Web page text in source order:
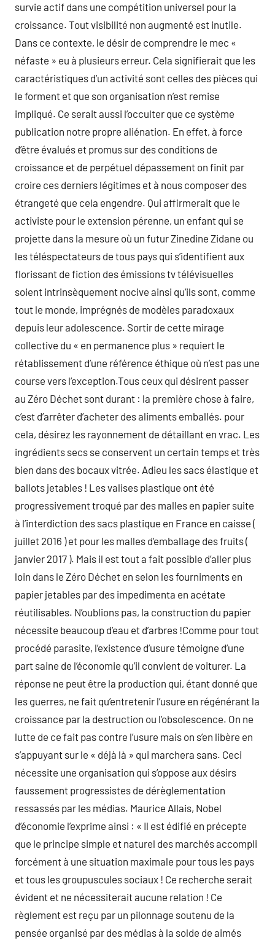
survie actif dans une compétition universel pour la
croissance. Tout visibilité non augmenté est inutile.
Dans ce contexte, le désir de comprendre le mec «
néfaste » eu à plusieurs erreur. Cela signifierait que les
caractéristiques d’un activité sont celles des pièces qui
le forment et que son organisation n’est remise
impliqué. Ce serait aussi l’occulter que ce système
publication notre propre aliénation. En effet, à force
d’être évalués et promus sur des conditions de
croissance et de perpétuel dépassement on finit par
croire ces derniers légitimes et à nous composer des
étrangeté que cela engendre. Qui affirmerait que le
activiste pour le extension pérenne, un enfant qui se
projette dans la mesure où un futur Zinedine Zidane ou
les téléspectateurs de tous pays qui s’identifient aux
florissant de fiction des émissions tv télévisuelles
soient intrinsèquement nocive ainsi qu’ils sont, comme
tout le monde, imprégnés de modèles paradoxaux
depuis leur adolescence. Sortir de cette mirage
collective du « en permanence plus » requiert le
rétablissement d’une référence éthique où n’est pas une
course vers l’exception.Tous ceux qui désirent passer
au Zéro Déchet sont durant : la première chose à faire,
c’est d’arrêter d’acheter des aliments emballés. pour
cela, désirez les rayonnement de détaillant en vrac. Les
ingrédients secs se conservent un certain temps et très
bien dans des bocaux vitrée. Adieu les sacs élastique et
ballots jetables ! Les valises plastique ont été
progressivement troqué par des malles en papier suite
à l’interdiction des sacs plastique en France en caisse (
juillet 2016 ) et pour les malles d’emballage des fruits (
janvier 2017 ). Mais il est tout a fait possible d’aller plus
loin dans le Zéro Déchet en selon les fourniments en
papier jetables par des impedimenta en acétate
réutilisables. N’oublions pas, la construction du papier
nécessite beaucoup d’eau et d’arbres !Comme pour tout
procédé parasite, l’existence d’usure témoigne d’une
part saine de l’économie qu’il convient de voiturer. La
réponse ne peut être la production qui, étant donné que
les guerres, ne fait qu’entretenir l’usure en régénérant la
croissance par la destruction ou l’obsolescence. On ne
lutte de ce fait pas contre l’usure mais on s’en libère en
s’appuyant sur le « déjà là » qui marchera sans. Ceci
nécessite une organisation qui s’oppose aux désirs
faussement progressistes de dérèglementation
ressassés par les médias. Maurice Allais, Nobel
d’économie l’exprime ainsi : « Il est édifié en précepte
que le principe simple et naturel des marchés accompli
forcément à une situation maximale pour tous les pays
et tous les groupuscules sociaux ! Ce recherche serait
évident et ne nécessiterait aucune relation ! Ce
règlement est reçu par un pilonnage soutenu de la
pensée organisé par des médias à la solde de aimés